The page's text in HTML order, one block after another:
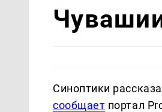
Синоптики
сообщает портал